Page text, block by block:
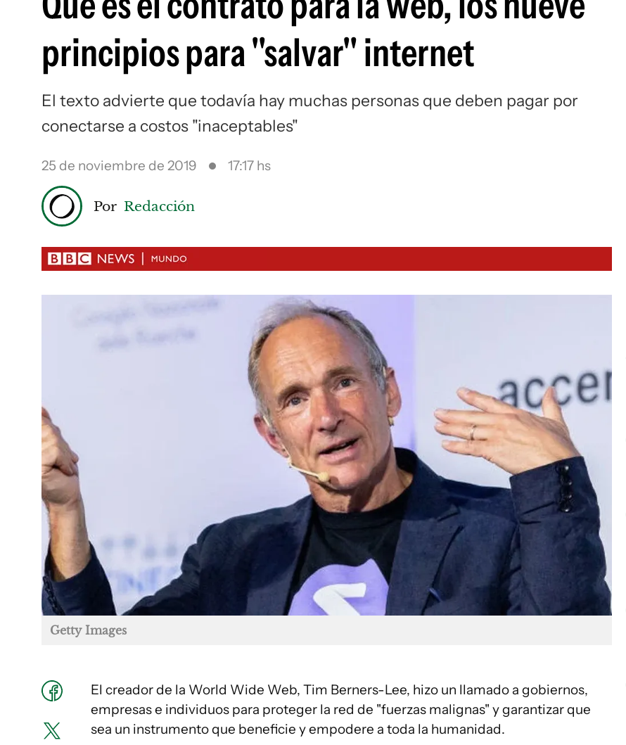
principios para "salvar" internet
El texto advierte que todavía hay muchas personas que deben pagar por
conectarse a costos "inaceptables"
25 de noviembre de 2019 17:17 hs
Por Redacción
Getty Images
El creador de la World Wide Web, Tim Berners-Lee, hizo un llamado a gobiernos,
empresas e individuos para proteger la red de "fuerzas malignas" y garantizar que
sea un instrumento que beneficie y empodere a toda la humanidad.